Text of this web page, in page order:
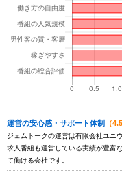
運営の安心感・サポート体制 （
ジェムトークの運営は有限会社ユニ
求人番組も運営している実績が豊富
て働ける会社です。